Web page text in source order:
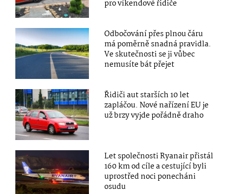
pro víkendové řidiče
Odbočování přes plnou čáru
má poměrně snadná pravidla.
Ve skutečnosti se ji vůbec
nemusíte bát přejet
Řidiči aut starších 10 let
zapláčou. Nové nařízení EU je
už brzy vyjde pořádně draho
Let společnosti Ryanair přistál
160 km od cíle a cestující byli
uprostřed noci ponecháni
osudu